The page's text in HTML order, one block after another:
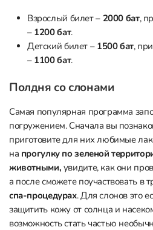
Взрослый билет – 2000 бат,
– 1200 бат.
Детский билет – 1500 бат,
– 1100 бат.
Полдня со слонами
Самая популярная программа
погружением. Сначала вы
приготовите для них любимые
на прогулку по зеленой
животными, увидите, как они
а после сможете поучаствовать в
спа-процедурах. Для слонов это
защитить кожу от солнца и
возможность стать частью